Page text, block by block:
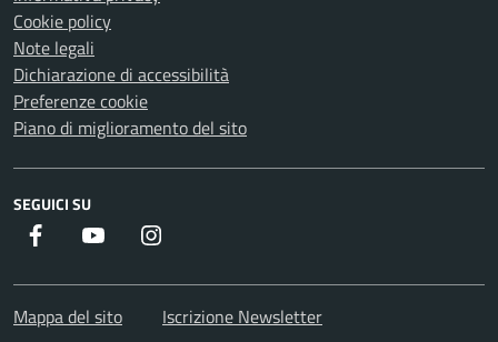
Cookie policy
Note legali
Dichiarazione di accessibilità
Preferenze cookie
Piano di miglioramento del sito
SEGUICI SU
Facebook Youtube
Mappa del sito Iscrizione Newsletter